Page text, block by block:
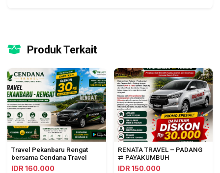
Produk Terkait
Travel Pekanbaru Rengat
bersama Cendana Travel
IDR 160.000
RENATA TRAVEL – PADANG
⇄ PAYAKUMBUH
IDR 150.000